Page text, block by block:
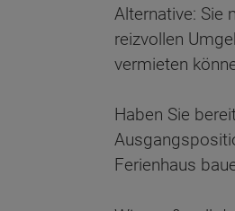
Alternative: Sie
reizvollen
vermieten
Haben Sie
Ferienhaus